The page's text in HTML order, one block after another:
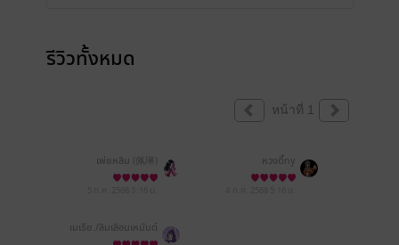
รีวิวทั้งหมด
หน้าที่ 1
เพ่ยหลิน (佩琳) หวงตี้ny
เมเธีย./ลืมเลือน​เหมันต์​